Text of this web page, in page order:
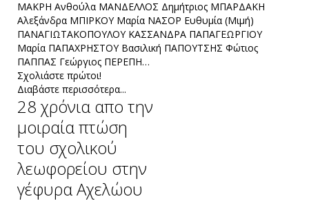
ΜΑΚΡΗ Ανθούλα ΜΑΝΔΕΛΛΟΣ Δημήτριος ΜΠΑΡΔΑΚΗ
Αλεξάνδρα ΜΠΙΡΚΟΥ Μαρία ΝΑΣΟΡ Ευθυμία (Μιμή)
ΠΑΝΑΓΙΩΤΑΚΟΠΟΥΛΟΥ ΚΑΣΣΑΝΔΡΑ ΠΑΠΑΓΕΩΡΓΙΟΥ
Μαρία ΠΑΠΑΧΡΗΣΤΟΥ Βασιλική ΠΑΠΟΥΤΣΗΣ Φώτιος
ΠΑΠΠΑΣ Γεώργιος ΠΕΡΕΠΗ…
Σχολιάστε πρώτοι!
Διαβάστε περισσότερα...
28 χρόνια απο την
μοιραία πτώση
του σχολικού
λεωφορείου στην
γέφυρα Αχελώου